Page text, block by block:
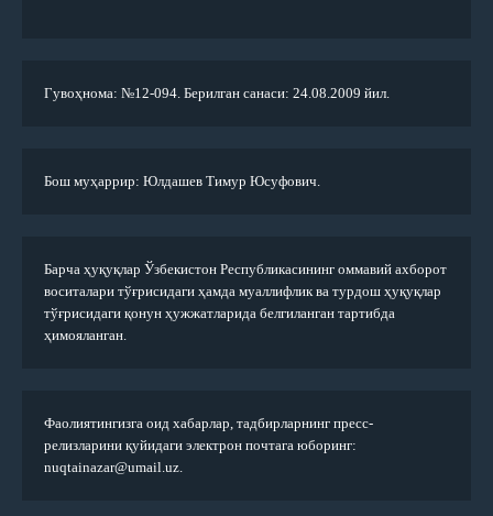
Гувоҳнома: №12-094. Берилган санаси: 24.08.2009 йил.
Бош муҳаррир: Юлдашев Тимур Юсуфович.
Барча ҳуқуқлар Ўзбекистон Республикасининг оммавий ахборот
воситалари тўғрисидаги ҳамда муаллифлик ва турдош ҳуқуқлар
тўғрисидаги қонун ҳужжатларида белгиланган тартибда
ҳимояланган.
Фаолиятингизга оид хабарлар, тадбирларнинг пресс-
релизларини қуйидаги электрон почтага юборинг:
nuqtainazar@umail.uz.